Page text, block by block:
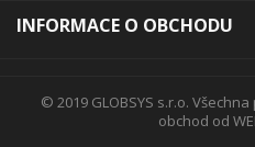
INFORMACE O OBCHODU
© 2019 GLOBSYS s.r.o.
obchod od